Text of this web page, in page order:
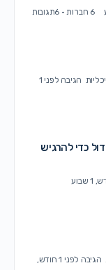
· 6תגובות
לפני 1
להרגיש
לפני 1 חודש,